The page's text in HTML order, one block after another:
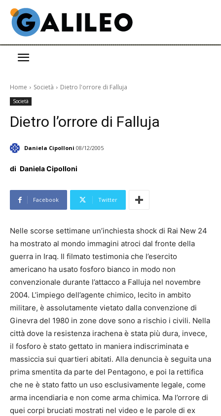
Home Società Dietro l'orrore di Falluja
Società
Dietro l’orrore di Falluja
Daniela Cipolloni 08/12/2005
di Daniela Cipolloni
Facebook Twitter
Nelle scorse settimane un’inchiesta shock di Rai New 24
ha mostrato al mondo immagini atroci dal fronte della
guerra in Iraq. Il filmato testimonia che l’esercito
americano ha usato fosforo bianco in modo non
convenzionale durante l’attacco a Falluja nel novembre
2004. L’impiego dell’agente chimico, lecito in ambito
militare, è assolutamente vietato dalla convenzione di
Ginevra del 1980 in zone dove sono a rischio i civili. Nella
città dove la resistenza irachena è stata più dura, invece,
il fosforo è stato gettato in maniera indiscriminata e
massiccia sui quartieri abitati. Alla denuncia è seguita una
prima smentita da parte del Pentagono, e poi la rettifica
che ne è stato fatto un uso esclusivamente legale, come
arma incendiaria e non come arma chimica. Ma l’orrore di
quei corpi bruciati mostrati nel video e le parole di ex